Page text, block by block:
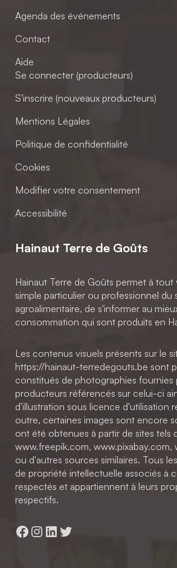
Agenda des événements
Contact
Aide
Se connecter (producteurs)
S'inscrire (nouveaux producteurs)
Mentions Légales
Politique de confidentialité
Cookies
Modifier votre consentement
Accessibilité
Hainaut Terre de Goûts
Hainaut Terre de Goûts permet à tout
simple particulier ou professionnel du
agroalimentaire, de s'informer au
consommation qui sont produits en
Les contenus visuels présents sur le
https://hainaut-terredegouts.be sont
constitués de photographies fournies
producteurs référencés sur celui-ci
d'illustration sous licence d'utilisation
outre, certaines images sont encore
ont été obtenues à partir de sites tels
www.freepik.com, www.pixabay.com,
ou d'autres sources similaires. Tous
de propriété intellectuelle associés à
respectés et appartiennent à leurs
respectifs.
Facebook
Instagram
LinkedIn
Twitter